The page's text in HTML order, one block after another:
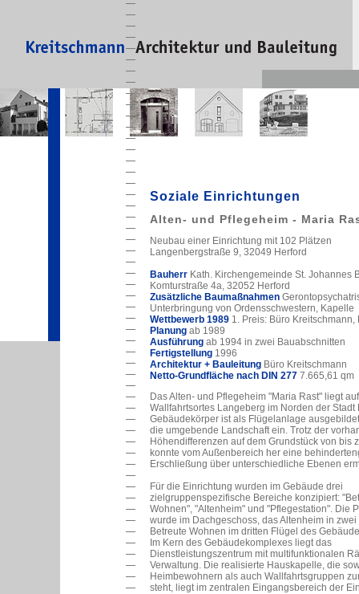
Soziale Einrichtungen
Alten- und Pflegeheim - Maria
Neubau einer Einrichtung mit 102 Plätzen
Langenbergstraße 9, 32049 Herford
Bauherr Kath. Kirchengemeinde St. Johannes
Komturstraße 4a, 32052 Herford
Zusätzliche Baumaßnahmen
Unterbringung von Ordensschwestern, Kapelle
Wettbewerb 1989 1. Preis: Büro Kreitschmann,
Planung ab 1989
Ausführung ab 1994 in zwei Bauabschnitten
Fertigstellung 1996
Architektur + Bauleitung Büro Kreitschmann
Netto-Grundfläche nach DIN 277 7.665,61 qm
Das Alten- und Pflegeheim "Maria Rast" liegt
Wallfahrtsortes Langeberg im Norden der Stadt
Gebäudekörper ist als Flügelanlage
die umgebende Landschaft ein. Trotz der
Höhendifferenzen auf dem Grundstück von bis
konnte vom Außenbereich her eine
Erschließung über unterschiedliche Ebenen
Für die Einrichtung wurden im Gebäude drei
zielgruppenspezifische Bereiche konzipiert:
Wohnen", "Altenheim" und "Pflegestation". Die
wurde im Dachgeschoss, das Altenheim in
Betreute Wohnen im dritten Flügel des
Im Kern des Gebäudekomplexes liegt das
Dienstleistungszentrum mit multifunktionalen
Verwaltung. Die realisierte Hauskapelle, die
Heimbewohnern als auch Wallfahrtsgruppen
steht, liegt im zentralen Eingangsbereich der